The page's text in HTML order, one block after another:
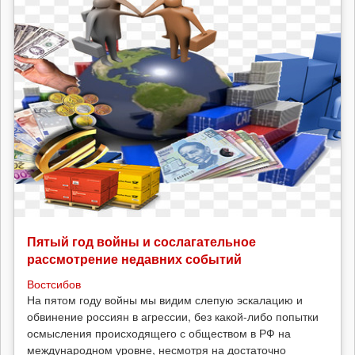
Пятый год войны и сослагательное
рассмотрение недавних событий
Востсибов
На пятом году войны мы видим слепую эскалацию и
обвинение россиян в агрессии, без какой-либо попытки
осмысления происходящего с обществом в РФ на
международном уровне, несмотря на достаточно